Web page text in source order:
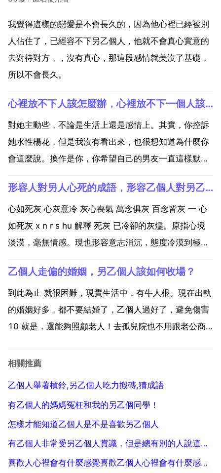
我覺得這樣的戀愛是不會長久的，因為他心裡已經被別
人佔住了，已經容不下另乙個人，他就不會真心實意的
去對待對方，，沒有真心，那這段感情就美沒了基礎，
所以不會長久。
心裡放不下人該怎麼辦，心裡放不下一個人該怎麼辦？
對她主動些，不論是生活上還是感情上。其實，你控訴
她水性楊花，但是我沒有看出來，也很想知道為什麼你
會這麼說。換作是你，你希望自己的男友一直這樣默默
括了自己對她的主動關心 問候 安慰和鼓勵，你自習想
想，你有麼？女孩子喜歡浪漫的，即使你沒有能力給她
遊艇豪宅，...
形容人對另人心死的成語，形容乙個人對另乙個人心死的成語
心如死灰 心灰意冷 灰心喪氣 萬念俱灰 百念皆灰 一 心
如死灰 x n r s hu 解釋 死灰 已冷卻的灰燼。原指心境
淡漠，毫無情感。現也形容意志消沉，態度冷漠到極
固可使如死灰乎？譯文 形體固然可以使它像乾枯的樹
木，而心固然可以使像死灰一樣嗎...
乙個人走偏的婚姻，另乙個人該如何收場？
到此為止 就很困難，現實生活中，有牛人根。現在出軌
的婚姻好多，都不要結婚了，乙個人過好了，避免傷害
10 就是，還能夠照顧老人！去孤兒院也不用跟老公商
姻也還是有的，希望你也能擁有。總有乙個人會真心對
相關推薦
乙個人舉著槓鈴,另乙個人吃力搬磚,猜成語
有乙個人的媽媽冤枉和我的另乙個同學！
怎樣才能知道乙個人是不是喜歡另乙個人
有乙個人非常受另乙個人賞識，但是總有別的人說這個被受賞識的人壞話，是為什麼呢？
喜歡人心裡會有什麼感覺喜歡乙個人心裡會有什麼感覺？